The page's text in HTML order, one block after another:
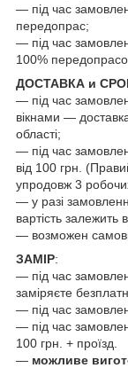
— під час
передопрас;
— під час
100%
ДОСТАВКА и
— під час
вікнами —
області;
— під час
від 100 грн.
упродовж 3
— у разі
вартість
— возможен
ЗАМІР:
— під час
заміряєте
— під час
— під час
100 грн. + проїзд.
— можливе